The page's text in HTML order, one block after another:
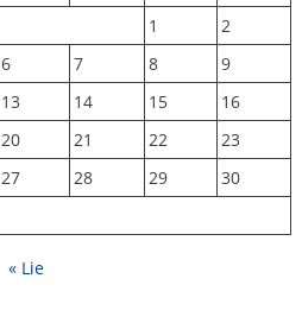
1
2
6 7 8
9
13 14 15
16
20 21 22
23
27 28 29
30
« Lie